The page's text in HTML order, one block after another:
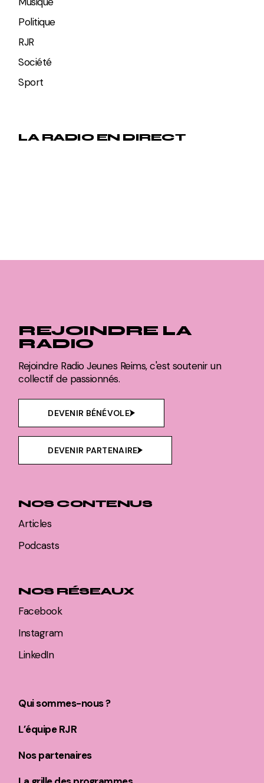
Politique
RJR
Société
Sport
LA RADIO EN DIRECT
REJOINDRE LA
RADIO
Rejoindre Radio Jeunes Reims, c'est soutenir un
collectif de passionnés.
DEVENIR BÉNÉVOLE
DEVENIR PARTENAIRE
NOS CONTENUS
Articles
Podcasts
NOS RÉSEAUX
Facebook
Instagram
LinkedIn
Qui sommes-nous ?
L’équipe RJR
Nos partenaires